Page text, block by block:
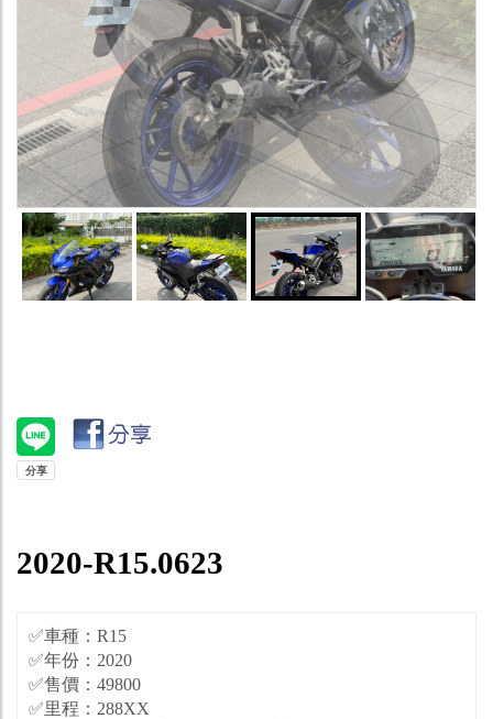
2020-R15.0623
✅車種：R15
✅年份：2020
✅售價：49800
✅里程：288XX